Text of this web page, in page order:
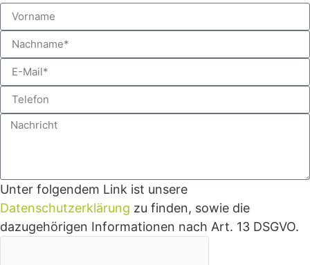
Unter folgendem Link ist unsere
Datenschutzerklärung zu finden, sowie die
dazugehörigen Informationen nach Art. 13 DSGVO.